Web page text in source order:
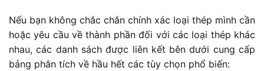
Nếu bạn không chắc chắn chính xác loại thép mình cần
hoặc yêu cầu về thành phần đối với các loại thép khác
nhau, các danh sách được liên kết bên dưới cung cấp
bảng phân tích về hầu hết các tùy chọn phổ biến: